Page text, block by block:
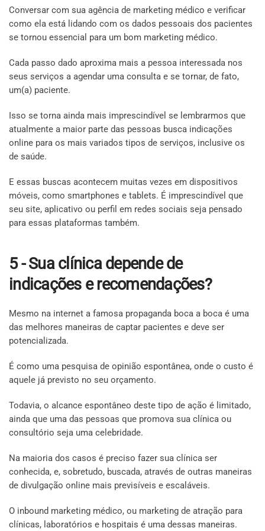
Conversar com sua agência de marketing médico e verificar
como ela está lidando com os dados pessoais dos pacientes
se tornou essencial para um bom marketing médico.
Cada passo dado aproxima mais a pessoa interessada nos
seus serviços a agendar uma consulta e se tornar, de fato,
um(a) paciente.
Isso se torna ainda mais imprescindível se lembrarmos que
atualmente a maior parte das pessoas busca indicações
online para os mais variados tipos de serviços, inclusive os
de saúde.
E essas buscas acontecem muitas vezes em dispositivos
móveis, como smartphones e tablets. É imprescindível que
seu site, aplicativo ou perfil em redes sociais seja pensado
para essas plataformas também.
5 - Sua clínica depende de
indicações e recomendações?
Mesmo na internet a famosa propaganda boca a boca é uma
das melhores maneiras de captar pacientes e deve ser
potencializada.
É como uma pesquisa de opinião espontânea, onde o custo é
aquele já previsto no seu orçamento.
Todavia, o alcance espontâneo deste tipo de ação é limitado,
ainda que uma das pessoas que promova sua clínica ou
consultório seja uma celebridade.
Na maioria dos casos é preciso fazer sua clínica ser
conhecida, e, sobretudo, buscada, através de outras maneiras
de divulgação online mais previsíveis e escaláveis.
O inbound marketing médico, ou marketing de atração para
clínicas, laboratórios e hospitais é uma dessas maneiras.